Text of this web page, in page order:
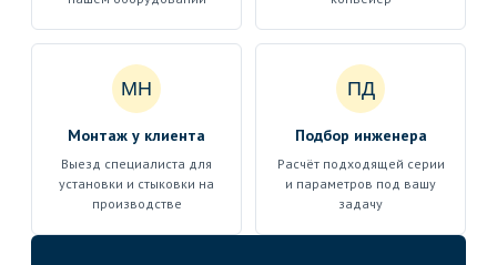
МН
Монтаж у клиента
Выезд специалиста для
установки и стыковки на
производстве
ПД
Подбор инженера
Расчёт подходящей серии
и параметров под вашу
задачу